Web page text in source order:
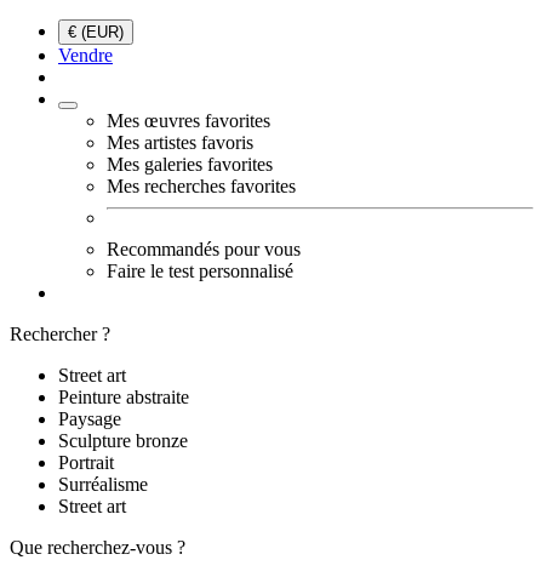
€ (EUR)
Vendre
Mes œuvres favorites
Mes artistes favoris
Mes galeries favorites
Mes recherches favorites
Recommandés pour vous
Faire le test personnalisé
Rechercher ?
Street art
Peinture abstraite
Paysage
Sculpture bronze
Portrait
Surréalisme
Street art
Que recherchez-vous ?